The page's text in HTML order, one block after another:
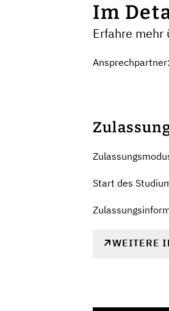
Im
Erfahre mehr
Start des
WEITERE